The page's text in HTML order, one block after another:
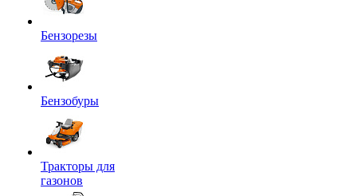
Бензорезы
Бензобуры
Тракторы для
газонов